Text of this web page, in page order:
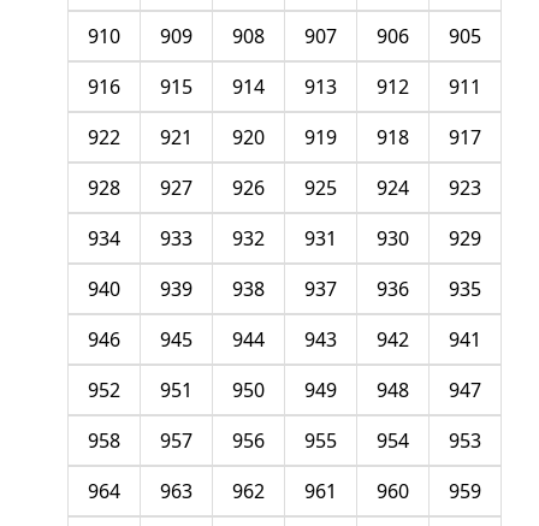
905
906
907
908
909
910
911
912
913
914
915
916
917
918
919
920
921
922
923
924
925
926
927
928
929
930
931
932
933
934
935
936
937
938
939
940
941
942
943
944
945
946
947
948
949
950
951
952
953
954
955
956
957
958
959
960
961
962
963
964